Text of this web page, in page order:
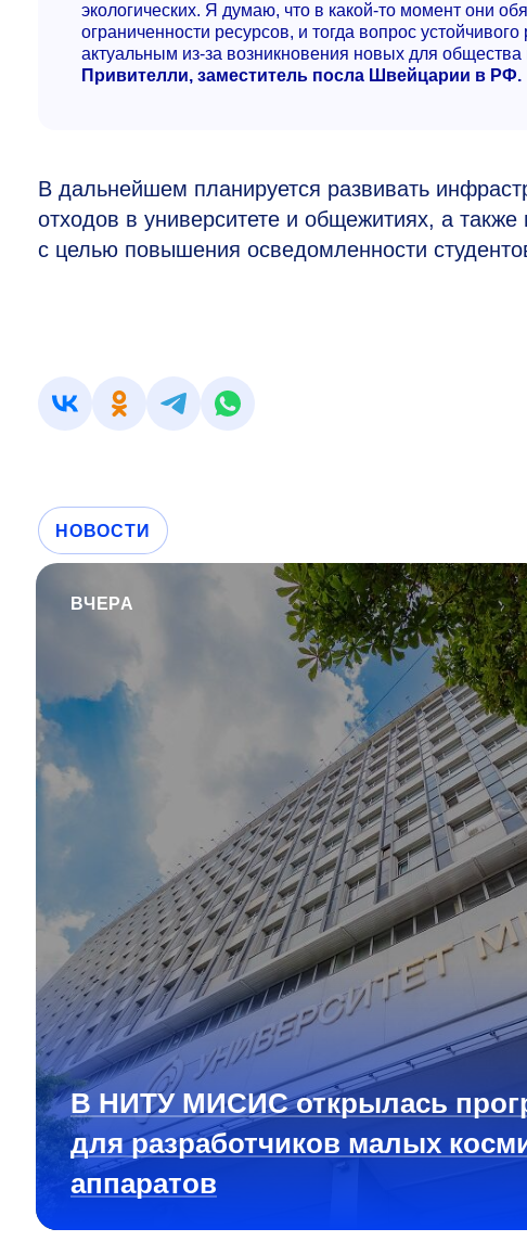
экологических. Я думаю, что в какой-то момент они
ограниченности ресурсов, и тогда вопрос
актуальным из-за возникновения новых для
Привителли, заместитель посла Швейцарии в РФ.
В дальнейшем планируется развивать
отходов в университете и общежитиях, а
с целью повышения осведомленности
НОВОСТИ
ВЧЕРА
В НИТУ МИСИС открылась
для разработчиков малых
аппаратов